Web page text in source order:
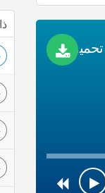
دعاء يا بديع السموات والارض ياذا الجلال والاكرام دعاء مميز و مؤثر جدا ماهر المعيقلي تحميل Mp3